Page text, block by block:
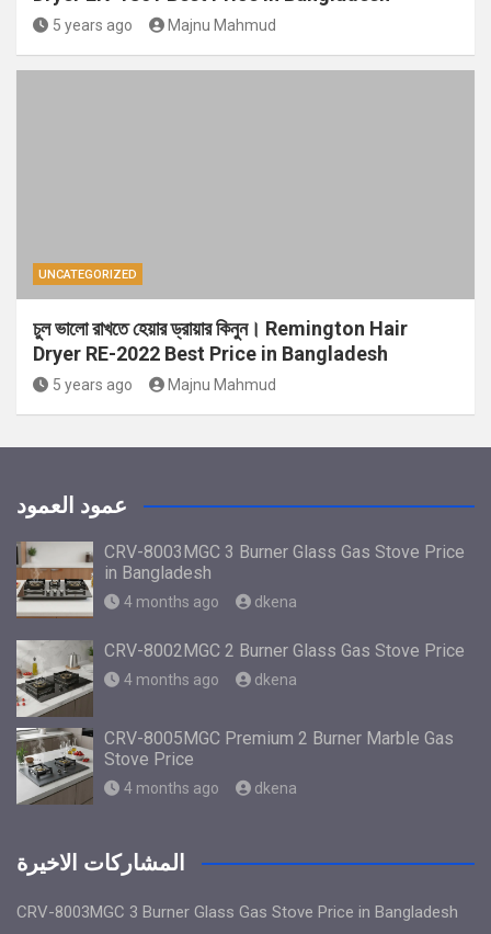
5 years ago Majnu Mahmud
UNCATEGORIZED
চুল ভালো রাখতে হেয়ার ড্রায়ার কিনুন। Remington Hair
Dryer RE-2022 Best Price in Bangladesh
5 years ago Majnu Mahmud
عمود العمود
CRV-8003MGC 3 Burner Glass Gas Stove Price
in Bangladesh
4 months ago dkena
CRV-8002MGC 2 Burner Glass Gas Stove Price
4 months ago dkena
CRV-8005MGC Premium 2 Burner Marble Gas
Stove Price
4 months ago dkena
المشاركات الاخيرة
CRV-8003MGC 3 Burner Glass Gas Stove Price in Bangladesh